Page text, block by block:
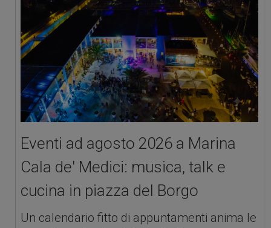
Eventi ad agosto 2026 a Marina
Cala de' Medici: musica, talk e
cucina in piazza del Borgo
Un calendario fitto di appuntamenti anima le